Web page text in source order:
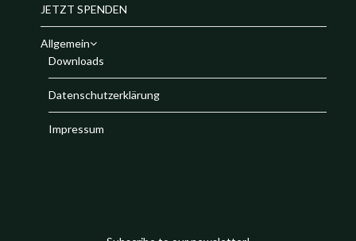
JETZT SPENDEN
Allgemein
Downloads
Datenschutzerklärung
Impressum